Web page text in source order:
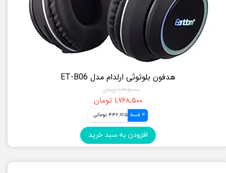
هدفون بلوتوثی ارلدام مدل ET-B06
۱,۹۶۵,۰۰۰ تومان
۱,۷۶۸,۵۰۰ تومان
4 قسط 442,125 تومانی
افزودن به سبد خرید